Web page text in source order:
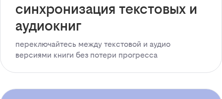
синхронизация текстовых и
аудиокниг
переключайтесь между текстовой и аудио
версиями книги без потери прогресса